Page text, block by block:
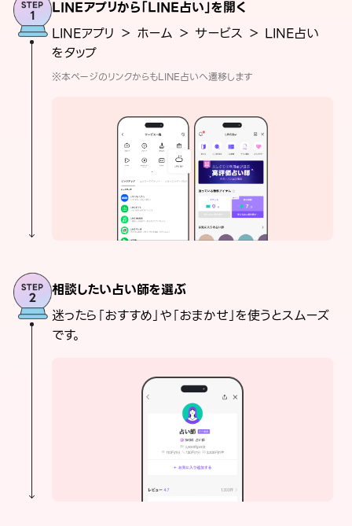
LINEアプリから「LINE占い」を開く
LINEアプリ ＞ ホーム ＞ サービス ＞ LINE占い
をタップ
※本ページのリンクからもLINE占いへ遷移します
相談したい占い師を選ぶ
迷ったら「おすすめ」や「おまかせ」を使うとスムーズ
です。